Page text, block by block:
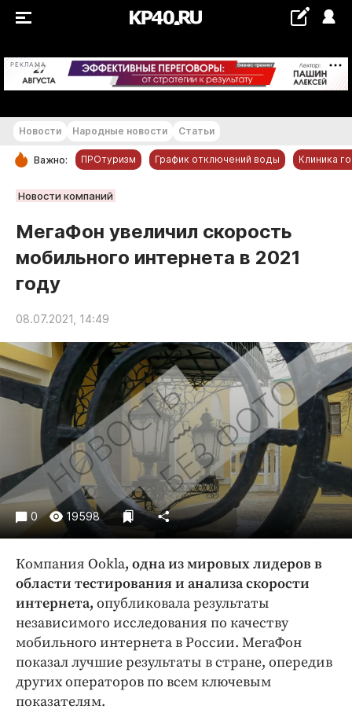
РЕКЛАМА +20...+21 °С
РУБРИКИ
Обнинск
Новости компаний
Статьи
Народные новости
Авто и транспорт
Благоустройство
Криминал
Культура
Недвижимость и ЖКХ
Образование
Общество
Погода
Праздники
Происшествия
Экономика и бизнес
ПРОЕКТЫ
Блоги
Издания
Медиаперсона
Интересное чтиво
Новости Народные новости Статьи
Важно: ПРОтуризм График отключений воды Клиника
Новости компаний
МегаФон увеличил скорость
мобильного интернета в 2021
году
08.07.2021, 14:49
0 19598
Компания Ookla, одна измировых лидеров в
области тестирования и анализа скорости
интернета, опубликовала результаты
независимого исследования по качеству
мобильного интернета в России. МегаФон
показал лучшие результаты в стране, опередив
других операторов по всем ключевым
показателям.